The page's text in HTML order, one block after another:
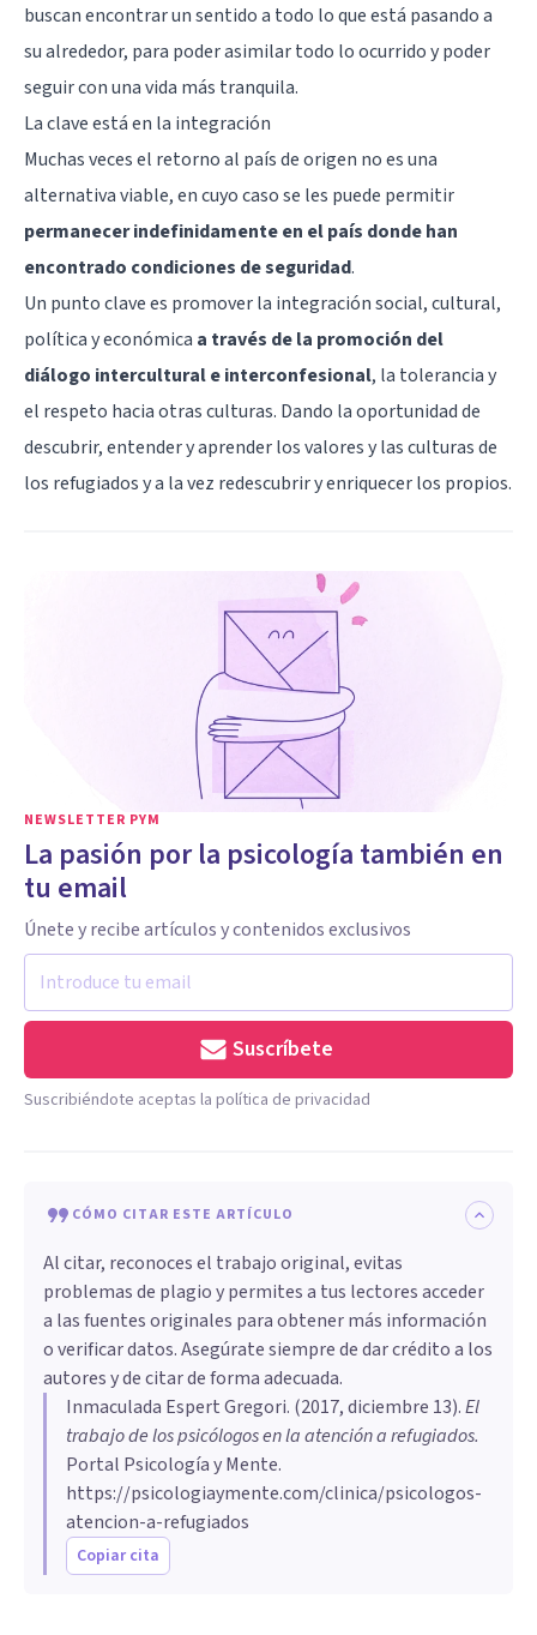
buscan encontrar un sentido a todo lo que está pasando a
su alrededor, para poder asimilar todo lo ocurrido y poder
seguir con una vida más tranquila.
La clave está en la integración
Muchas veces el retorno al país de origen no es una
alternativa viable, en cuyo caso se les puede permitir
permanecer indefinidamente en el país donde han
encontrado condiciones de seguridad.
Un punto clave es promover la integración social, cultural,
política y económica a través de la promoción del
diálogo intercultural e interconfesional, la tolerancia y
el respeto hacia otras culturas. Dando la oportunidad de
descubrir, entender y aprender los valores y las culturas de
los refugiados y a la vez redescubrir y enriquecer los propios.
NEWSLETTER PYM
La pasión por la psicología también en
tu email
Únete y recibe artículos y contenidos exclusivos
Suscríbete
Suscribiéndote aceptas la política de privacidad
CÓMO CITAR ESTE ARTÍCULO
Al citar, reconoces el trabajo original, evitas
problemas de plagio y permites a tus lectores acceder
a las fuentes originales para obtener más información
o verificar datos. Asegúrate siempre de dar crédito a los
autores y de citar de forma adecuada.
Inmaculada Espert Gregori. (2017, diciembre 13).El
trabajo de los psicólogos en la atención a refugiados.
Portal Psicología y Mente.
https://psicologiaymente.com/clinica/psicologos-
atencion-a-refugiados
Copiar cita